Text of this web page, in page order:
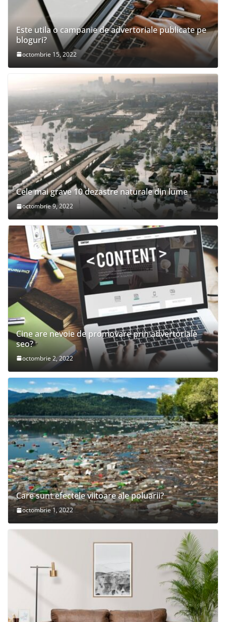
Este utila o campanie de advertoriale publicate pe
bloguri?
octombrie 15, 2022
Cele mai grave 10 dezastre naturale din lume
octombrie 9, 2022
Cine are nevoie de promovare prin advertoriale
seo?
octombrie 2, 2022
Care sunt efectele viitoare ale poluarii?
octombrie 1, 2022